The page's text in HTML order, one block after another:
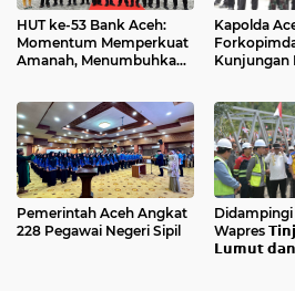
HUT ke-53 Bank Aceh:
Momentum Memperkuat
Amanah, Menumbuhkan
Kapolda
Kunjungan
Pemerintah Aceh Angkat
228 Pegawai Negeri Sipil
Wapres
𝗟𝘂𝗺𝘂𝘁